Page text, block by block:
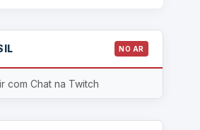
NO AR
com Chat na Twitch